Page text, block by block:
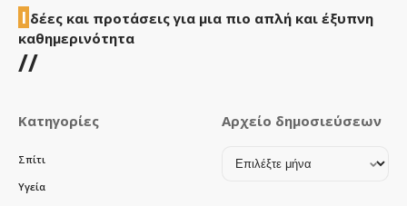
Ι δέες και προτάσεις για μια πιο απλή και έξυπνη
καθημερινότητα
//
Κατηγορίες
Σπίτι
Υγεία
Αρχείο δημοσιεύσεων
Αρχείο